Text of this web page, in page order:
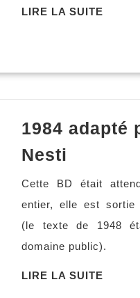
LIRE LA SUITE
1984 adapté
Nesti
par
Fido
Nesti
Cette BD était
entier, elle est sortie
(le texte de 1948
domaine public).
LIRE LA SUITE